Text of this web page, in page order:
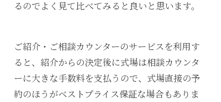
るのでよく見て比べてみると良いと思います。
ご紹介・ご相談カウンターのサービスを利用す
ると、紹介からの決定後に式場は相談カウンタ
ーに大きな手数料を支払うので、式場直接の予
約のほうがベストプライス保証な場合もありま